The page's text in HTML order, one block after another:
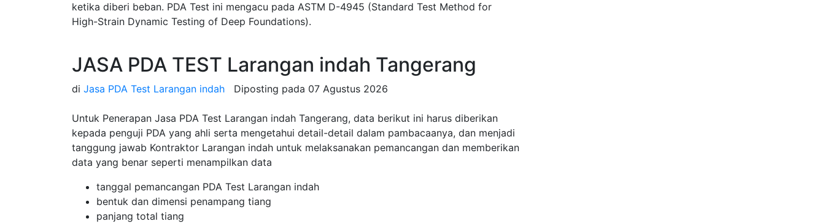
ketika diberi beban. PDA Test ini mengacu pada ASTM D-4945 (Standard Test Method for
High-Strain Dynamic Testing of Deep Foundations).
JASA PDA TEST Larangan indah Tangerang
di Jasa PDA Test Larangan indah Diposting pada 07 Agustus 2026
Untuk Penerapan Jasa PDA Test Larangan indah Tangerang, data berikut ini harus diberikan
kepada penguji PDA yang ahli serta mengetahui detail-detail dalam pambacaanya, dan menjadi
tanggung jawab Kontraktor Larangan indah untuk melaksanakan pemancangan dan memberikan
data yang benar seperti menampilkan data
tanggal pemancangan PDA Test Larangan indah
bentuk dan dimensi penampang tiang
panjang total tiang